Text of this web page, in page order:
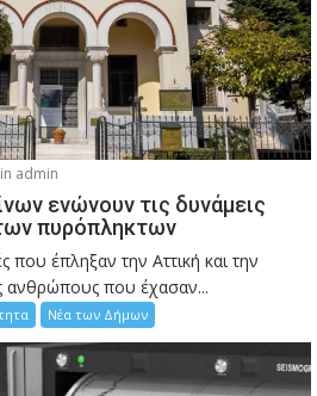
admin
ενώνουν τις δυνάμεις
πυρόπληκτων
που έπληξαν την Αττική και την
ανθρώπους που έχασαν...
Νέα των Δήμων